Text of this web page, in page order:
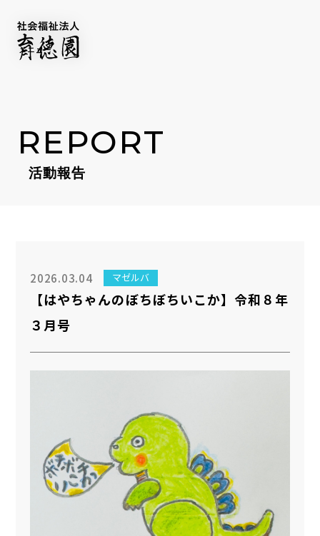
NEWS
NEWSLETTER
REPORT
活動報告
2026.03.04 マゼルバ
【はやちゃんのぼちぼちいこか】令和８年
３月号